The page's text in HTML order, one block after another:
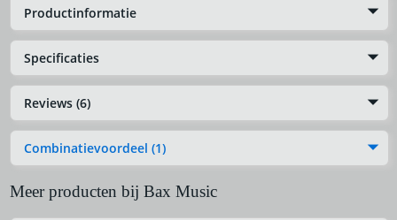
Productinformatie
Specificaties
Reviews (6)
Combinatievoordeel (1)
Meer producten bij Bax Music